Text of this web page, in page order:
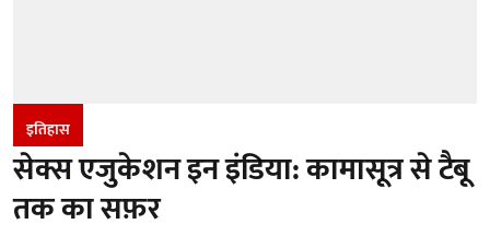
इतिहास
सेक्स एजुकेशन इन इंडिया: कामासूत्र से टैबू
तक का सफ़र